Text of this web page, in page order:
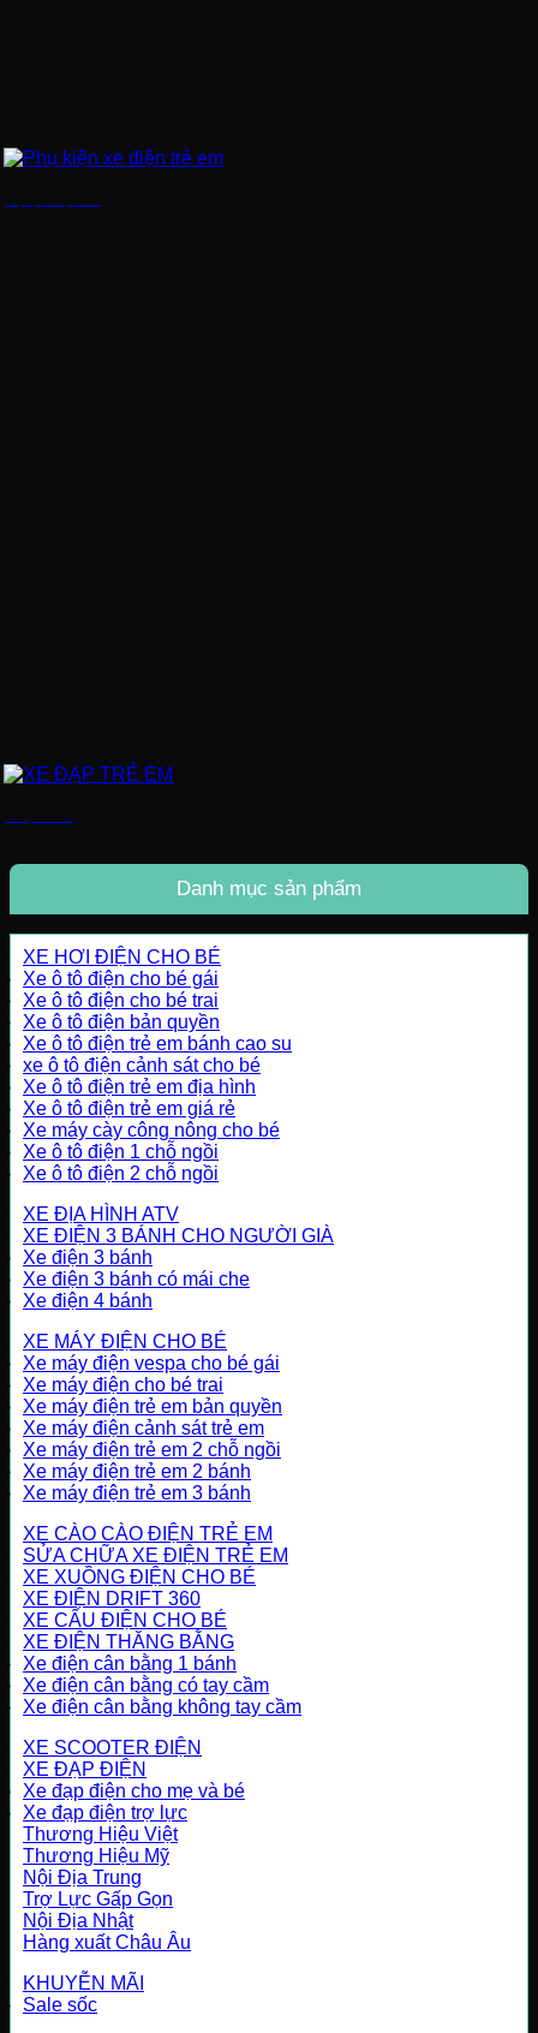
Danh mục sản phẩm
XE HƠI ĐIỆN CHO BÉ
Xe ô tô điện cho bé gái
Xe ô tô điện cho bé trai
Xe ô tô điện bản quyền
Xe ô tô điện trẻ em bánh cao su
xe ô tô điện cảnh sát cho bé
Xe ô tô điện trẻ em địa hình
Xe ô tô điện trẻ em giá rẻ
Xe máy cày công nông cho bé
Xe ô tô điện 1 chỗ ngồi
Xe ô tô điện 2 chỗ ngồi
XE ĐỊA HÌNH ATV
XE ĐIỆN 3 BÁNH CHO NGƯỜI GIÀ
Xe điện 3 bánh
Xe điện 3 bánh có mái che
Xe điện 4 bánh
XE MÁY ĐIỆN CHO BÉ
Xe máy điện vespa cho bé gái
Xe máy điện cho bé trai
Xe máy điện trẻ em bản quyền
Xe máy điện cảnh sát trẻ em
Xe máy điện trẻ em 2 chỗ ngồi
Xe máy điện trẻ em 2 bánh
Xe máy điện trẻ em 3 bánh
XE CÀO CÀO ĐIỆN TRẺ EM
SỬA CHỮA XE ĐIỆN TRẺ EM
XE XUỒNG ĐIỆN CHO BÉ
XE ĐIỆN DRIFT 360
XE CẨU ĐIỆN CHO BÉ
XE ĐIỆN THĂNG BẰNG
Xe điện cân bằng 1 bánh
Xe điện cân bằng có tay cầm
Xe điện cân bằng không tay cầm
XE SCOOTER ĐIỆN
XE ĐẠP ĐIỆN
Xe đạp điện cho mẹ và bé
Xe đạp điện trợ lực
Thương Hiệu Việt
Thương Hiệu Mỹ
Nội Địa Trung
Trợ Lực Gấp Gọn
Nội Địa Nhật
Hàng xuất Châu Âu
KHUYỄN MÃI
Sale sốc